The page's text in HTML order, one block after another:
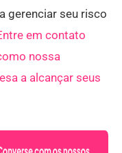
gerenciar seu risco
em contato
nossa
a alcançar seus